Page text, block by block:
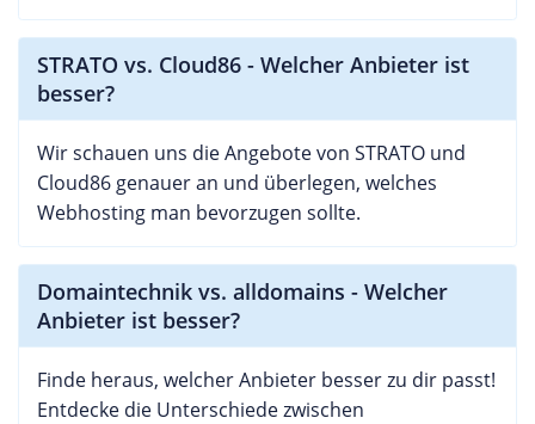
STRATO vs. Cloud86 - Welcher Anbieter ist
besser?
Wir schauen uns die Angebote von STRATO und
Cloud86 genauer an und überlegen, welches
Webhosting man bevorzugen sollte.
Domaintechnik vs. alldomains - Welcher
Anbieter ist besser?
Finde heraus, welcher Anbieter besser zu dir passt!
Entdecke die Unterschiede zwischen